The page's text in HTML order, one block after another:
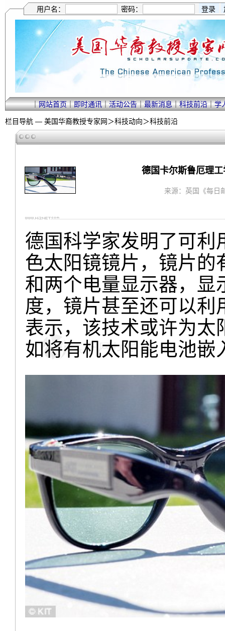
用户名： 密码：
｜网站首页｜即时通讯｜活动公告｜最新消息｜科技前沿｜学
栏目导航 — 美国华裔教授专家网＞科技动向＞科技前沿
德国卡尔斯鲁厄理
来源：英国《每日
德国科学家发明了可利
色太阳镜镜片，镜片的
和两个电量显示器，显
度，镜片甚至还可以
表示，该技术或许为太
如将有机太阳能电池嵌